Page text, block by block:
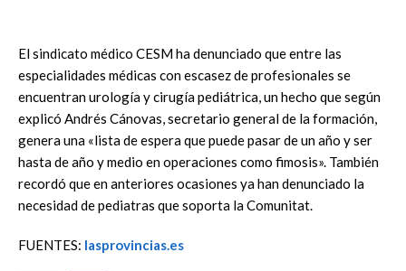
El sindicato médico CESM ha denunciado que entre las
especialidades médicas con escasez de profesionales se
encuentran urología y cirugía pediátrica, un hecho que según
explicó Andrés Cánovas, secretario general de la formación,
genera una «lista de espera que puede pasar de un año y ser
hasta de año y medio en operaciones como fimosis». También
recordó que en anteriores ocasiones ya han denunciado la
necesidad de pediatras que soporta la Comunitat.
FUENTES: lasprovincias.es